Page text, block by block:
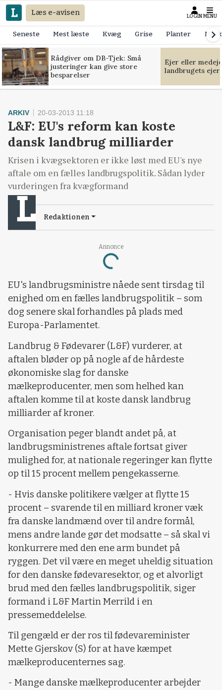
Læs e-avisen LOGIN MENU
Seneste Mest læste Kvæg Grise Planter
Rådgiver om DB-Tjek: Små
justeringer kan give store
besparelser
Ejer eller
landbrugets
Annonce
Loading...
ARKIV 20-03-2013 11:18
L&F: EU's reform kan koste
dansk landbrug milliarder
Krisen i kvægsektoren er ikke løst med EU's nye
aftale om en fælles landbrugspolitik. Sådan lyder
vurderingen fra kvægformand
Redaktionen
EU's landbrugsministre nåede sent tirsdag til
enighed om en fælles landbrugspolitik – som
dog senere skal forhandles på plads med
Europa-Parlamentet.
Landbrug & Fødevarer (L&F) vurderer, at
aftalen bløder op på nogle af de hårdeste
økonomiske slag for danske
mælkeproducenter, men som helhed kan
aftalen komme til at koste dansk landbrug
milliarder af kroner.
Organisation peger blandt andet på, at
landbrugsministrenes aftale fortsat giver
mulighed for, at nationale regeringer kan flytte
op til 15 procent mellem pengekasserne.
- Hvis danske politikere vælger at flytte 15
procent – svarende til en milliard kroner væk
fra danske landmænd over til andre formål,
mens andre lande gør det modsatte – så skal vi
konkurrere med den ene arm bundet på
ryggen. Det vil være en meget uheldig situation
for den danske fødevaresektor, og et alvorligt
brud med den fælles landbrugspolitik, siger
formand i L&F Martin Merrild i en
pressemeddelelse.
Til gengæld er der ros til fødevareminister
Mette Gjerskov (S) for at have kæmpet
mælkeproducenternes sag.
- Mange danske mælkeproducenter arbejder